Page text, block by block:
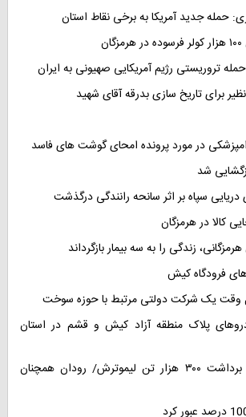
حمله جدید آمریکا به برخی نقاط استان
تروریستی رژیم آمریکایی صهیونی به ایران
برای تاریخ سازی بدرقه آقای شهید
در مورد پرونده امحای گوشت های فاسد
شد
سپاه بر اثر سانحه رانندگی درگذشت
کالا در هرمزگان
زندگی را به سه بیمار بازگرداند
فرودگاه کیش
وقت یک شرکت دولتی مرتبط با حوزه سوخت
پلاک منطقه آزاد کیش و قشم در استان
هرمزگان در تکاپوی برداشت ۳۰۰ هزار تن لیموترش/ رودان همچنان